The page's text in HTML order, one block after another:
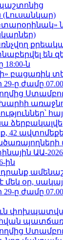
(Լուսանկար)
ն
բացառիկ
29-ը ժամը
ԱԱ-
ին
օր,
29-ը ժամը